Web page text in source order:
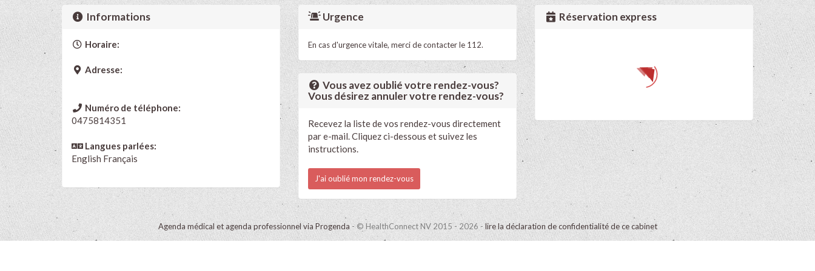
Informations
Horaire:
Adresse:
Numéro de téléphone:
0475814351
Langues parlées:
English Français
Urgence
En cas d'urgence vitale, merci de contacter le 112.
Vous avez oublié votre rendez-vous?
Vous désirez annuler votre rendez-vous?
Recevez la liste de vos rendez-vous directement
par e-mail. Cliquez ci-dessous et suivez les
instructions.
J'ai oublié mon rendez-vous
Réservation express
Agenda médical et agenda professionnel via Progenda - © HealthConnect NV 2015 - 2026 - lire la déclaration de confidentialité de ce cabinet